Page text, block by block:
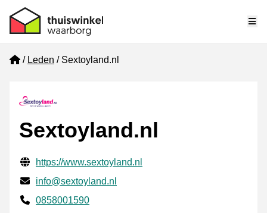
Home
Leden Sextoyland.nl
Sextoyland.nl
Gecontroleerde contactgegevens
Website URL
https://www.sextoyland.nl
E-mail
info@sextoyland.nl
Telefoonnummer
0858001590